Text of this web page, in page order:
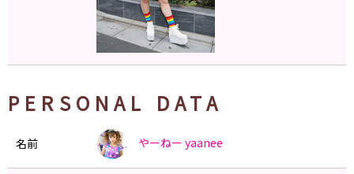
PERSONAL DATA
名前 やーねー yaanee